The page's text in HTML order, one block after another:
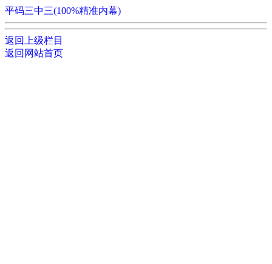
平码三中三(100%精准内幕)
返回上级栏目
返回网站首页